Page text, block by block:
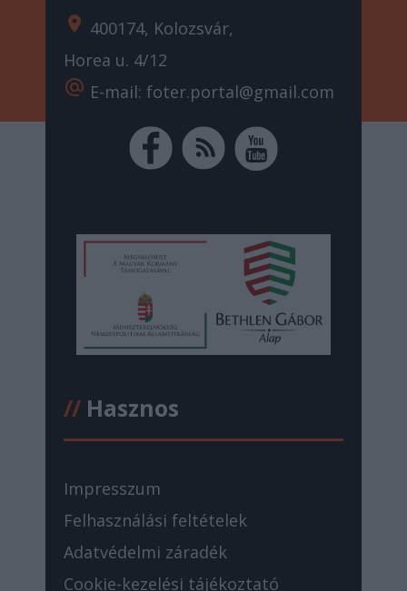
location_on 400174, Kolozsvár,
Horea u. 4/12
alternate_email E-mail: foter.portal@gmail.com
//Hasznos
Impresszum
Felhasználási feltételek
Adatvédelmi záradék
Cookie-kezelési tájékoztató